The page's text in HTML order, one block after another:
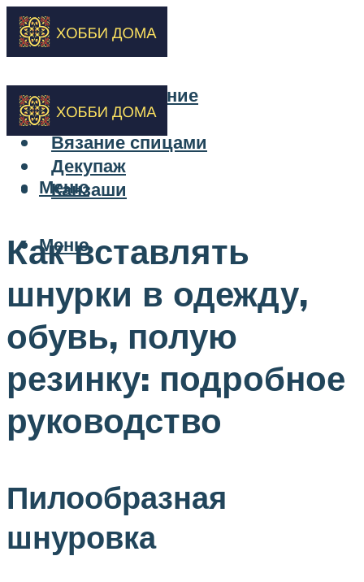
Бисероплетение
Вышивка
Вязание спицами
Декупаж
Канзаши
Меню
Меню
Как вставлять
шнурки в одежду,
обувь, полую
резинку: подробное
руководство
Пилообразная
шнуровка